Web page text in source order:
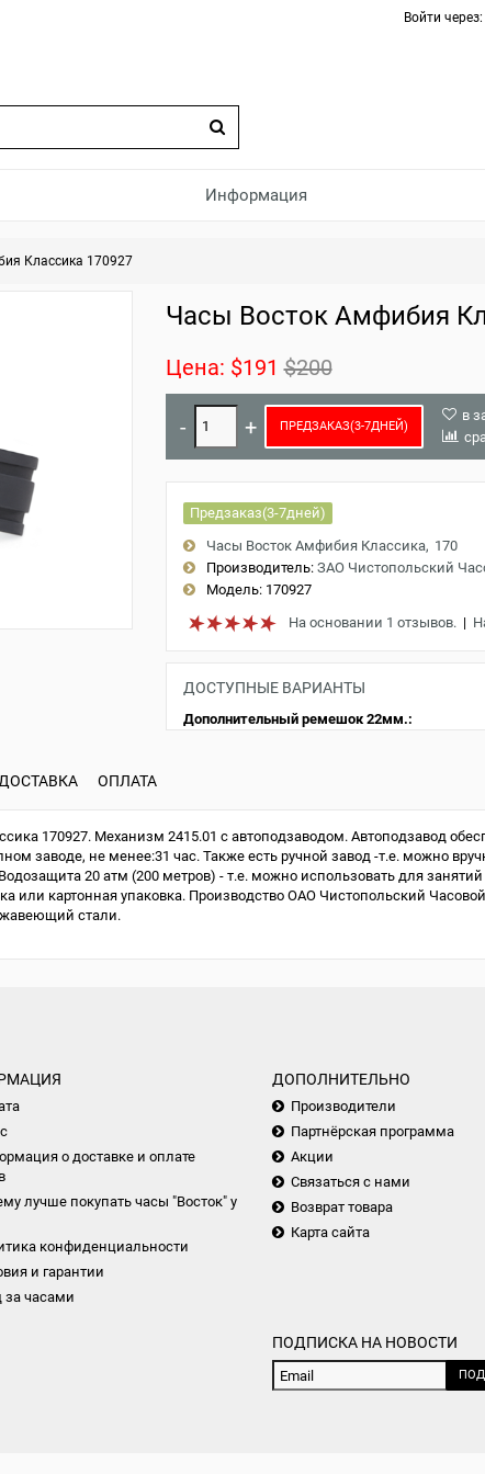
Войти через:
Информация
Классика 170927
Часы Восток Амфибия
Цена: $191 $200
ПРЕДЗАКАЗ(3-7ДНЕЙ)
в
Предзаказ(3-7дней)
Часы Восток Амфибия Классика
170
Производитель: ЗАО Чистопольский
Модель:170927
На основании 1 отзывов.|
ДОСТУПНЫЕ ВАРИАНТЫ
Дополнительный ремешок 22мм.:
ДОСТАВКА ОПЛАТА
170927. Механизм 2415.01 с автоподзаводом. Автоподзавод
заводе, не менее:31 час. Также есть ручной завод -т.е. можно
20 атм (200 метров) - т.е. можно использовать для
или картонная упаковка. Производство ОАО Чистопольский
стали.
о доставке и оплате
лучше покупать часы "Восток" у
конфиденциальности
и гарантии
за часами
ДОПОЛНИТЕЛЬНО
Производители
Партнёрская программа
Акции
Связаться с нами
Возврат товара
Карта сайта
ПОДПИСКА НА НОВОСТИ